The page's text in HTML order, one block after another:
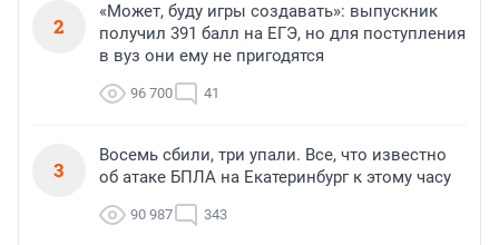
2
«Может, буду игры создавать»: выпускник
получил 391 балл на ЕГЭ, но для поступления
в вуз они ему не пригодятся
96 700 41
3
Восемь сбили, три упали. Все, что известно
об атаке БПЛА на Екатеринбург к этому часу
90 987 343